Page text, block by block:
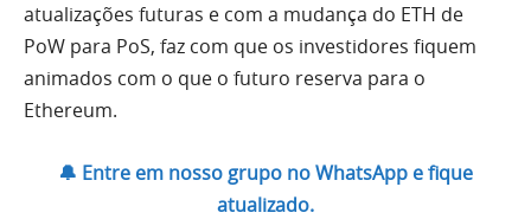
atualizações futuras e com a mudança do ETH de
PoW para PoS, faz com que os investidores fiquem
animados com o que o futuro reserva para o
Ethereum.
🔔 Entre em nosso grupo no WhatsApp e fique
atualizado.